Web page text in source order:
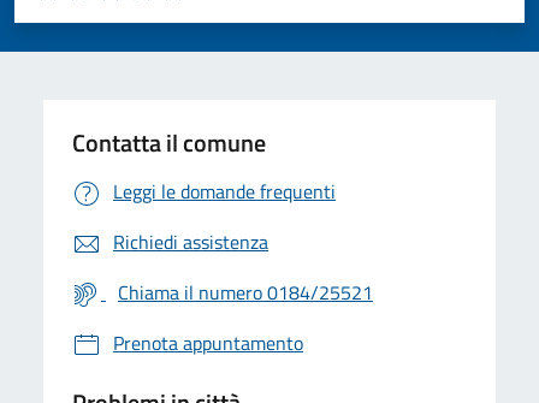
Valuta 5 stelle su 5
Valuta 4 stelle su 5
Valuta 3 stelle su 5
Valuta 2 stelle su 5
Valuta 1 stelle su 5
Contatta il comune
Leggi le domande frequenti
Richiedi assistenza
Chiama il numero 0184/25521
Prenota appuntamento